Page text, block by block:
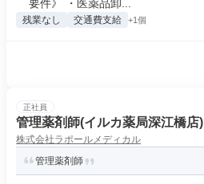
要件》 ・医薬品卸...
残業なし 交通費支給 +1個
正社員
管理薬剤師(イルカ薬局深江橋店)
株式会社ラポールメディカル
管理薬剤師